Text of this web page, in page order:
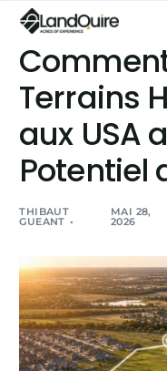
Terrains
aux USA
Potentiel
THIBAUT
GUEANT
MAI 28,
2026